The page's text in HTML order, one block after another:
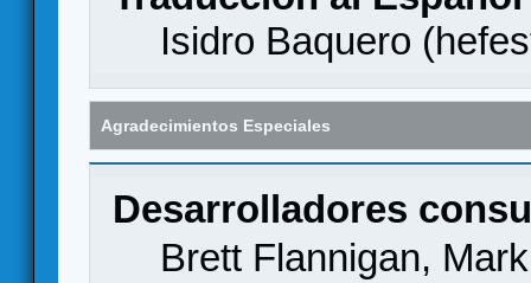
Isidro Baquero (
Agradecimientos Especiales
Desarrolladores
Brett Flannigan,